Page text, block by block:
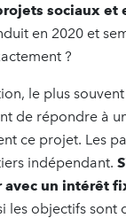
sociaux
en 2020 et
?
le plus
de répondre à
ce projet. Les
indépendant.
un intérêt
les objectifs sont